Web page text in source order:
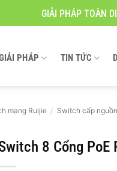
GIẢI PHÁP TOÀN
PHÁP TIN TỨC
mạng Ruijie / Switch cấp
8 Cổng PoE